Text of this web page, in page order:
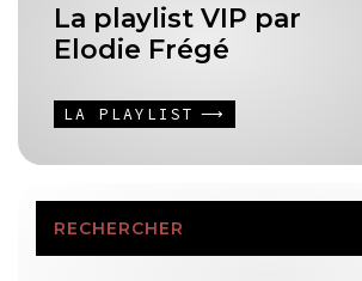
La playlist VIP par
Elodie Frégé
LA PLAYLIST
RECHERCHER